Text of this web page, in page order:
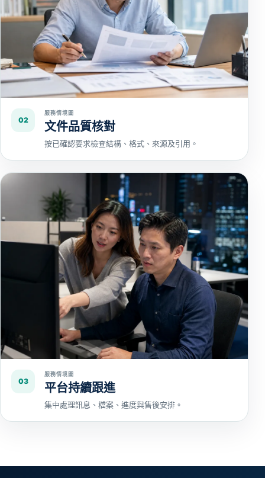
02
服務情境圖
文件品質核對
按已確認要求檢查結構、格式、來源及引用。
03
服務情境圖
平台持續跟進
集中處理訊息、檔案、進度與售後安排。